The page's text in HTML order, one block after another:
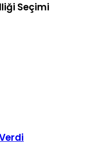
Seçimi